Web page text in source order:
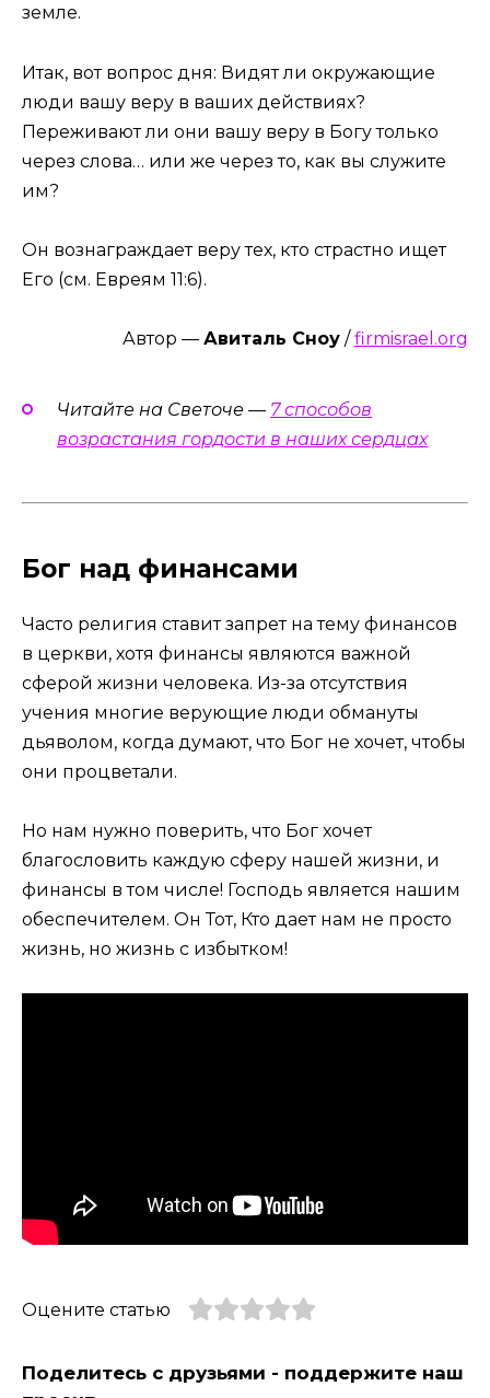
земле.
Итак, вот вопрос дня: Видят ли окружающие
люди вашу веру в ваших действиях?
Переживают ли они вашу веру в Богу только
через слова… или же через то, как вы служите
им?
Он вознаграждает веру тех, кто страстно ищет
Его (см. Евреям 11:6).
Автор — Авиталь Сноу /firmisrael.org
Читайте на Светоче — 7 способов
возрастания гордости в наших сердцах
Бог над финансами
Часто религия ставит запрет на тему финансов
в церкви, хотя финансы являются важной
сферой жизни человека. Из-за отсутствия
учения многие верующие люди обмануты
дьяволом, когда думают, что Бог не хочет, чтобы
они процветали.
Но нам нужно поверить, что Бог хочет
благословить каждую сферу нашей жизни, и
финансы в том числе! Господь является нашим
обеспечителем. Он Тот, Кто дает нам не просто
жизнь, но жизнь с избытком!
Оцените статью
Поделитесь с друзьями - поддержите наш